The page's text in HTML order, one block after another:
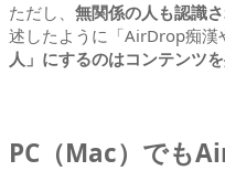
ただし、 無関係の人も認識
述したように「AirDrop痴漢
人」にするのはコンテンツ
PC（Mac）でも